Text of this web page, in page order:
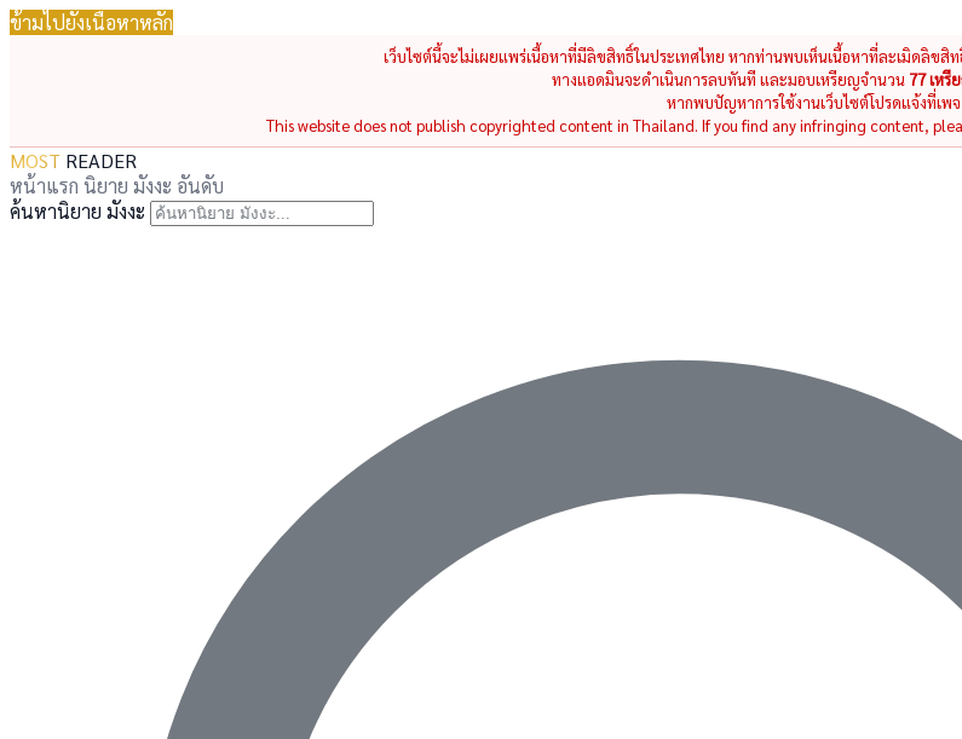
ข้ามไปยังเนื้อหาหลัก
เว็บไซต์นี้จะไม่เผยแพร่เนื้อหาที่มีลิขสิทธิ์ในประเทศไทย หากท่านพบเห็นเนื้อหาที่ละเมิดลิขสิ
ทางแอดมินจะดำเนินการลบทันที และมอบเหรียญจำนวน 77 เหรี
หากพบปัญหาการใช้งานเว็บไซต์โปรดแจ้งที่เพจ
This website does not publish copyrighted content in Thailand. If you find any infringing content,
MOST READER
หน้าแรก นิยาย มังงะ อันดับ
ค้นหานิยาย มังงะ